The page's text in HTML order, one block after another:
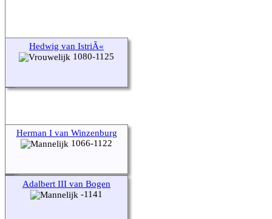
Hedwig van IstriÃ«
1080-1125
Herman I van Winzenburg
1066-1122
Adalbert III van Bogen
-1141